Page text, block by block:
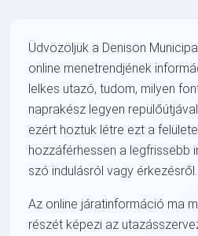
Üdvözöljük a Denison
online menetrendjének
lelkes utazó, tudom, milyen
naprakész legyen
ezért hoztuk létre ezt a
hozzáférhessen a legfrissebb
szó indulásról vagy érkezésről.
Az online járatinformáció ma
részét képezi az